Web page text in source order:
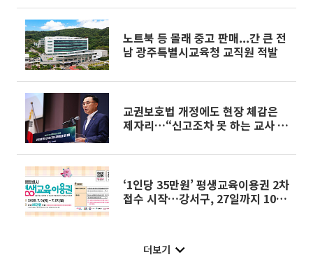
노트북 등 몰래 중고 판매...간 큰 전
남 광주특별시교육청 교직원 적발
교권보호법 개정에도 현장 체감은
제자리…“신고조차 못 하는 교사 많
‘1인당 35만원’ 평생교육이용권 2차
접수 시작…강서구, 27일까지 100
더보기